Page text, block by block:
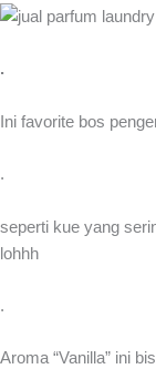
.
Ini favorite bos
.
seperti kue yang
lohhh
.
Aroma “Vanilla” ini